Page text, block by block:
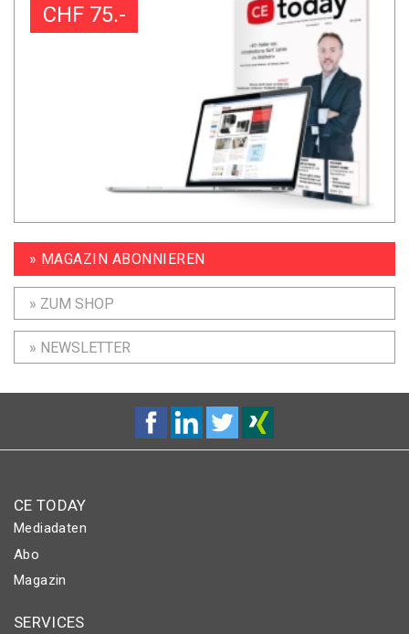
CHF 75.-
» MAGAZIN ABONNIEREN
» ZUM SHOP
» NEWSLETTER
CE TODAY
Mediadaten
Abo
Magazin
SERVICES